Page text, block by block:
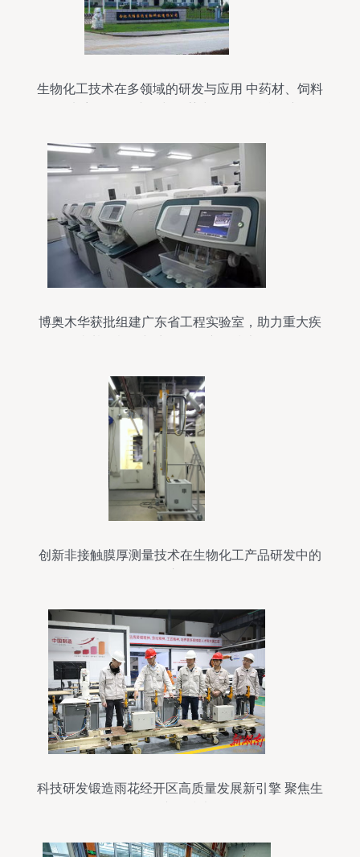
生物化工技术在多领域的研发与应用 中药材、饲料
博奥木华获批组建广东省工程实验室，助力重大疾
创新非接触膜厚测量技术在生物化工产品研发中的
科技研发锻造雨花经开区高质量发展新引擎 聚焦生